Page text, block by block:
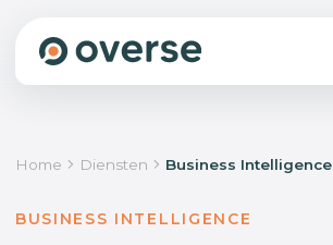
Home Diensten Business Intelligence
BUSINESS INTELLIGENCE